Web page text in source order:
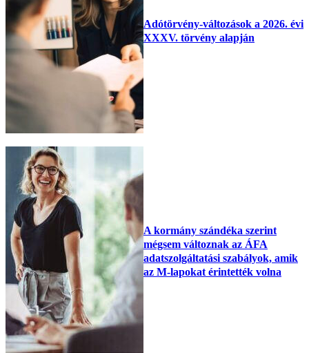
Adótörvény-változások a 2026. évi
XXXV. törvény alapján
A kormány szándéka szerint
mégsem változnak az ÁFA
adatszolgáltatási szabályok, amik
az M-lapokat érintették volna